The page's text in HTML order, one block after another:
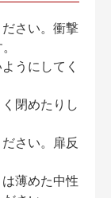
さい。衝撃
うにしてく
閉めたりし
さい。扉反
薄めた中性